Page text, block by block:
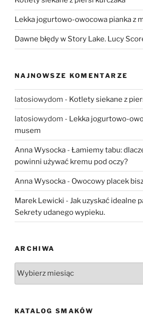
Lekka jogurtowo-owocowa pianka z
Dawne błędy w Story Lake. Lucy
NAJNOWSZE KOMENTARZE
latosiowydom - Kotlety siekane z
latosiowydom - Lekka jogurtowo-
musem
Anna Wysocka - Łamiemy tabu:
powinni używać kremu pod oczy?
Anna Wysocka - Owocowy placek
Marek Lewicki - Jak uzyskać idealne
Sekrety udanego wypieku.
ARCHIWA
KATALOG SMAKÓW